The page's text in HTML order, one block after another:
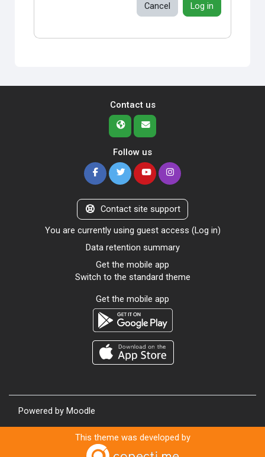
Cancel Log in
Contact us
Follow us
Contact site support
You are currently using guest access (Log in)
Data retention summary
Get the mobile app
Switch to the standard theme
Get the mobile app
Powered by Moodle
This theme was developed by